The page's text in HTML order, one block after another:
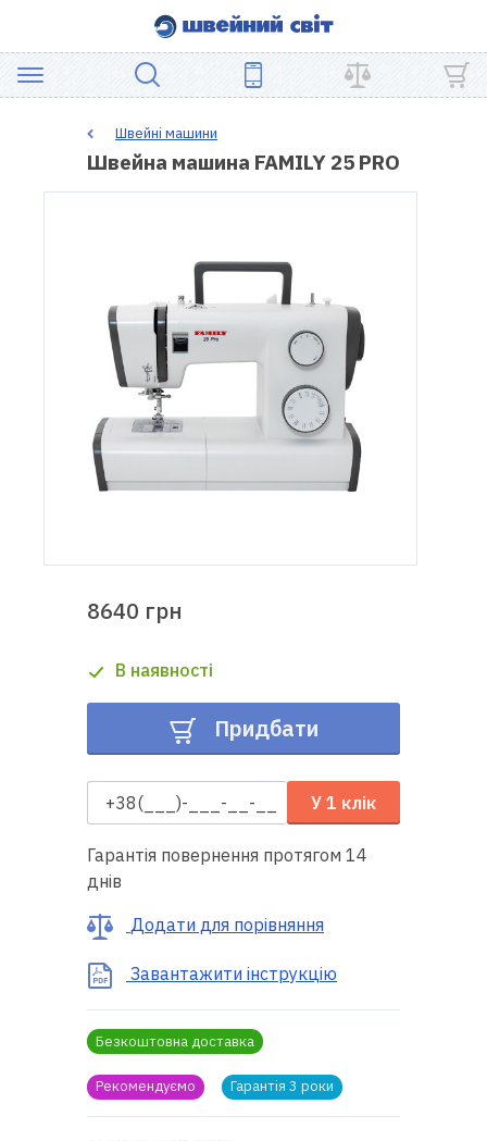
ШВЕЙНЕ
АКСЕСУАРИ
Ремонт
швейної
Корисні
поради
Контакти
Про
Швейні машини
Швейна машина FAMILY 25 PRO
8640 грн
В наявності
Придбати
У 1 клік
Гарантія повернення протягом 14
днів
Додати для порівняння
Завантажити інструкцію
Безкоштовна доставка
Рекомендуємо Гарантія 3 роки